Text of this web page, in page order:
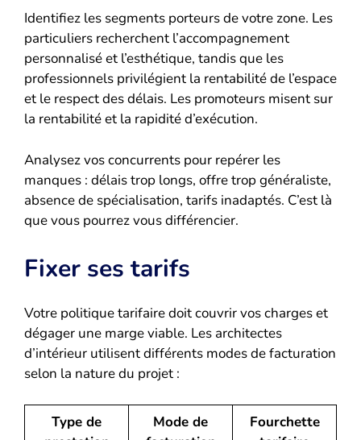
Identifiez les segments porteurs de votre zone. Les
particuliers recherchent l’accompagnement
personnalisé et l’esthétique, tandis que les
professionnels privilégient la rentabilité de l’espace
et le respect des délais. Les promoteurs misent sur
la rentabilité et la rapidité d’exécution.
Analysez vos concurrents pour repérer les
manques : délais trop longs, offre trop généraliste,
absence de spécialisation, tarifs inadaptés. C’est là
que vous pourrez vous différencier.
Fixer ses tarifs
Votre politique tarifaire doit couvrir vos charges et
dégager une marge viable. Les architectes
d’intérieur utilisent différents modes de facturation
selon la nature du projet :
Type de
Mode de
Fourchette